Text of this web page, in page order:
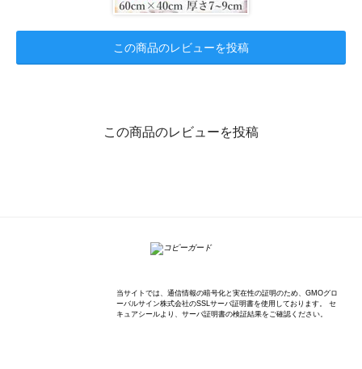
この商品のレビューを投稿
この商品のレビューを投稿
当サイトでは、通信情報の暗号化と実在性の証明のため、GMOグロ
ーバルサイン株式会社のSSLサーバ証明書を使用しております。 セ
キュアシールより、サーバ証明書の検証結果をご確認ください。